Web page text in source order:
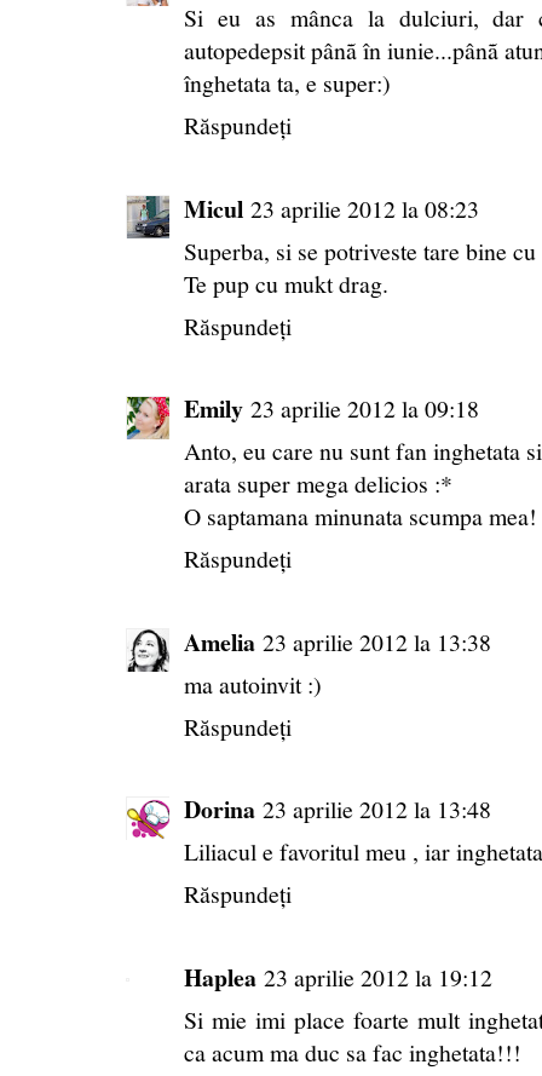
Si eu as mânca la dulciuri, dar
autopedepsit pânã în iunie...pânã
înghetata ta, e super:)
Răspundeți
Micul 23 aprilie 2012 la 08:23
Superba, si se potriveste tare bine
Te pup cu mukt drag.
Răspundeți
Emily 23 aprilie 2012 la 09:18
Anto, eu care nu sunt fan inghetata
arata super mega delicios :*
O saptamana minunata scumpa
Răspundeți
Amelia 23 aprilie 2012 la 13:38
ma autoinvit :)
Răspundeți
Dorina 23 aprilie 2012 la 13:48
Liliacul e favoritul meu , iar
Răspundeți
Haplea 23 aprilie 2012 la 19:12
Si mie imi place foarte mult
ca acum ma duc sa fac inghetata!!!